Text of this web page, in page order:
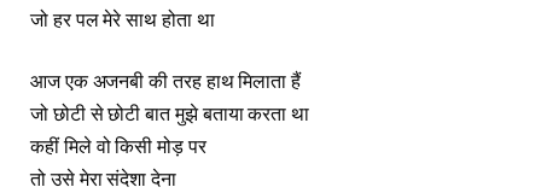
जो हर पल मेरे साथ होता था
आज एक अजनबी की तरह हाथ मिलाता हैं
जो छोटी से छोटी बात मुझे बताया करता था
कहीं मिले वो किसी मोड़ पर
तो उसे मेरा संदेशा देना